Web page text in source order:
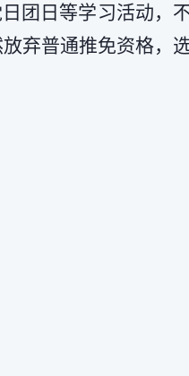
团日等学习活动，
弃普通推免资格，